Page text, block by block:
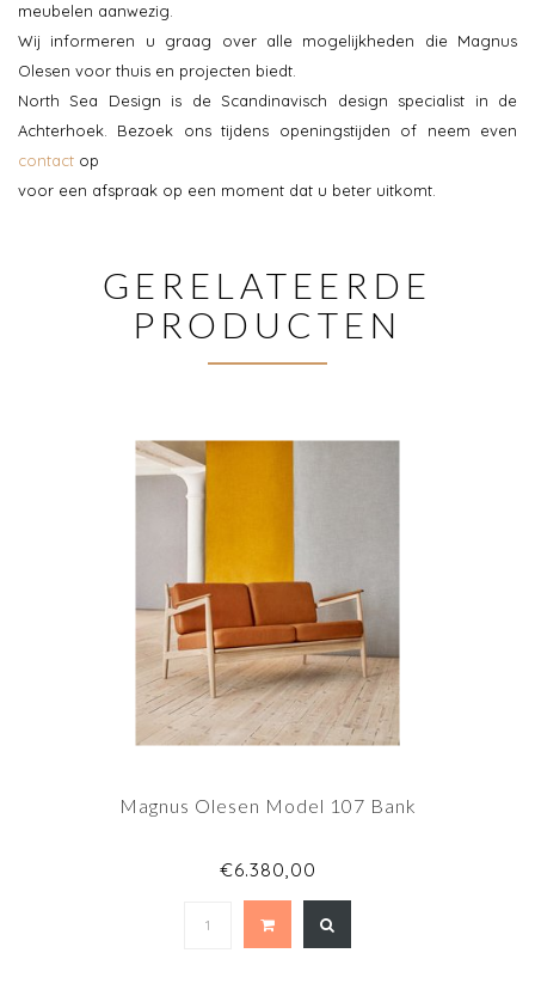
meubelen aanwezig.
Wij informeren u graag over alle mogelijkheden die Magnus
Olesen voor thuis en projecten biedt.
North Sea Design is de Scandinavisch design specialist in de
Achterhoek. Bezoek ons tijdens openingstijden of neem even
contact op
voor een afspraak op een moment dat u beter uitkomt.
GERELATEERDE
PRODUCTEN
Magnus Olesen Model 107 Bank
€6.380,00